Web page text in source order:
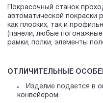
Покрасочный станок
автоматической покраски
как плоских, так и
(панели, любые
рамки, полки, элементы
ОТЛИЧИТЕЛЬНЫЕ
Изделие подается в
конвейером.